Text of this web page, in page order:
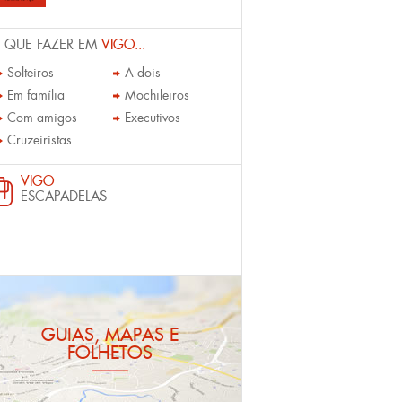
FAZER EM VIGO...
Solteiros
A dois
Em família
Mochileiros
Com amigos
Executivos
Cruzeiristas
VIGO
ESCAPADELAS
GUIAS, MAPAS E
FOLHETOS